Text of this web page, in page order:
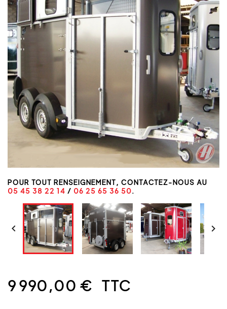
POUR TOUT RENSEIGNEMENT, CONTACTEZ-NOUS AU
05 45 38 22 14 / 06 25 65 36 50.
 
9 990,00 € TTC